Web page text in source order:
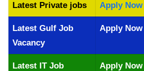
Latest Private jobs Apply Now
Latest Gulf Job
Vacancy
Apply Now
Latest IT Job
Apply Now